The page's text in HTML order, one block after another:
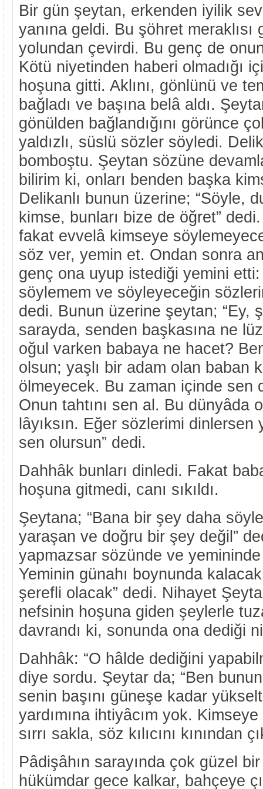
Bir gün şeytan, erkenden iyilik
yanına geldi. Bu şöhret meraklısı
yolundan çevirdi. Bu genç de
Kötü niyetinden haberi olmadığı
hoşuna gitti. Aklını, gönlünü ve
bağladı ve başına belâ aldı.
gönülden bağlandığını görünce
yaldızlı, süslü sözler söyledi.
bomboştu. Şeytan sözüne
bilirim ki, onları benden başka
Delikanlı bunun üzerine; “Söyle,
kimse, bunları bize de öğret”
fakat evvelâ kimseye
söz ver, yemin et. Ondan sonra
genç ona uyup istediği yemini etti:
söylemem ve söyleyeceğin
dedi. Bunun üzerine şeytan; “Ey,
sarayda, senden başkasına ne
oğul varken babaya ne hacet?
olsun; yaşlı bir adam olan baban
ölmeyecek. Bu zaman içinde sen
Onun tahtını sen al. Bu dünyâda
lâyıksın. Eğer sözlerimi
sen olursun” dedi.
Dahhâk bunları dinledi. Fakat
hoşuna gitmedi, canı sıkıldı.
Şeytana; “Bana bir şey daha
yaraşan ve doğru bir şey değil”
yapmazsar sözünde ve yemininde
Yeminin günahı boynunda
şerefli olacak” dedi. Nihayet
nefsinin hoşuna giden şeylerle
davrandı ki, sonunda ona dediği ni
Dahhâk: “O hâlde dediğini
diye sordu. Şeytar da; “Ben
senin başını güneşe kadar
yardımına ihtiyâcım yok.
sırrı sakla, söz kılıcını kınından
Pâdişâhın sarayında çok güzel
hükümdar gece kalkar, bahçeye